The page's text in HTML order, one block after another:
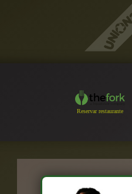
Reservar restaurante